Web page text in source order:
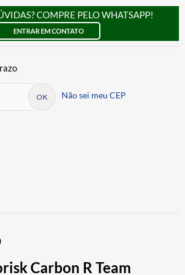
COMPRE PELO WHATSAPP!
ENTRAR EM CONTATO
Não sei meu CEP
Carbon R Team